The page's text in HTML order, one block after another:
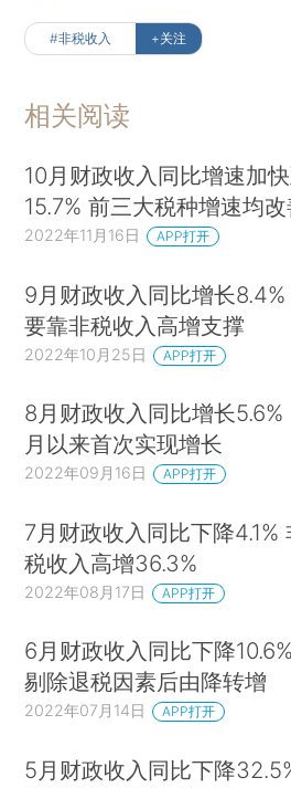
#非税收入 +关注
相关阅读
10月财政收入同比增速加
15.7% 前三大税种增速均改
2022年11月16日 APP打开
9月财政收入同比增长8.4%
要靠非税收入高增支撑
2022年10月25日 APP打开
8月财政收入同比增长5.6%
月以来首次实现增长
2022年09月16日 APP打开
7月财政收入同比下降4.1%
税收入高增36.3%
2022年08月17日 APP打开
6月财政收入同比下降10.6%
剔除退税因素后由降转增
2022年07月14日 APP打开
5月财政收入同比下降